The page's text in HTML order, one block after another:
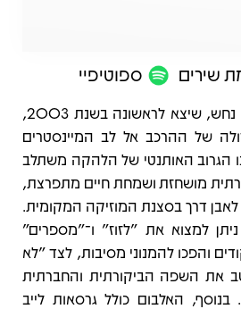
שירים ספוטיפיי
תיאור
האלבום "לזוז" של הדג נחש, שיצא לראשונה בשנת 2003,
של ההרכב אל לב המיינסטרים
הגרוב האותנטי של הלהקה משתלב
מושחזת ושמחת חיים מתפרצת,
דרך בסצנת המוזיקה המקומית.
למצוא את "לזוז" ו־"מספרים"
והפכו להמנוני מסיבות, לצד "לא
את השפה הביקורתית והחברתית
האלבום כולל גרסאות לייב